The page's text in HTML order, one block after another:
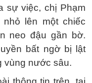
sự việc, chị Phạm
lên một chiếc
neo đậu gần bờ.
bất ngờ bị lật
vùng nước sâu.